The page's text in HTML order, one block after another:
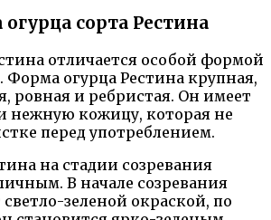
сорта Рестина
отличается особой формой
огурца Рестина крупная,
ровная и ребристая. Он имеет
нежную кожицу, которая не
перед употреблением.
на стадии созревания
В начале созревания
светло-зеленой окраской, по